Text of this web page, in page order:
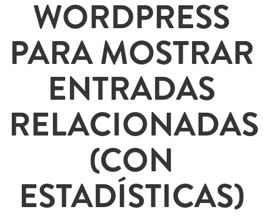
WORDPRESS
PARA MOSTRAR
ENTRADAS
RELACIONADAS
(CON
ESTADÍSTICAS)